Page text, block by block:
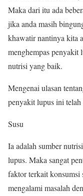
Maka dari itu ada
jika anda masih
khawatir nantinya kita
menghempas penyakit
nutrisi yang baik.
Mengenai ulasan
penyakit lupus ini
Susu
Ia adalah sumber
lupus. Maka sangat
faktor terkait konsumsi
mengalami masalah